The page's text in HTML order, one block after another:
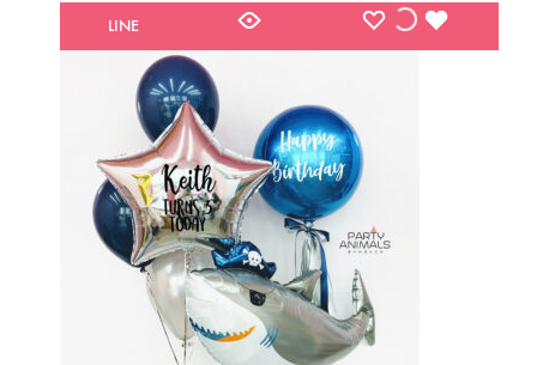
LINE WISHLISTWISHLIST